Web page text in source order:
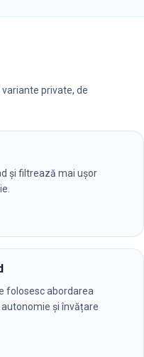
private, de
și filtrează mai ușor
folosesc abordarea
și învățare